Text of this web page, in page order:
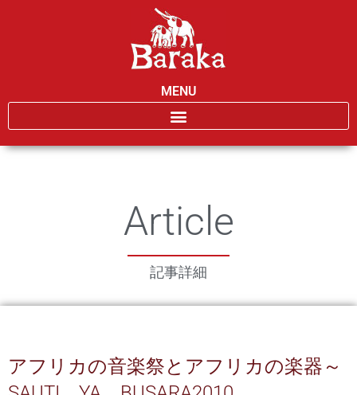
MENU
Article
記事詳細
アフリカの音楽祭とアフリカの楽器～